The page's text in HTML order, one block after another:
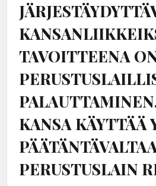
TAVOITTEENA
KANSA KÄYTTÄÄ
PERUSTUSLAIN